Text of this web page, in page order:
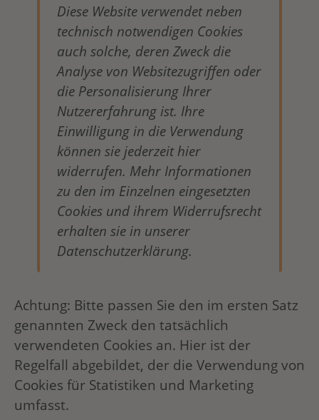
Diese Website verwendet neben
technisch notwendigen Cookies
auch solche, deren Zweck die
Analyse von Websitezugriffen oder
die Personalisierung Ihrer
Nutzererfahrung ist. Ihre
Einwilligung in die Verwendung
können sie jederzeit hier
widerrufen. Mehr Informationen
zu den im Einzelnen eingesetzten
Cookies und ihrem Widerrufsrecht
erhalten sie in unserer
Datenschutzerklärung.
Achtung: Bitte passen Sie den im ersten Satz
genannten Zweck den tatsächlich
verwendeten Cookies an. Hier ist der
Regelfall abgebildet, der die Verwendung von
Cookies für Statistiken und Marketing
umfasst.